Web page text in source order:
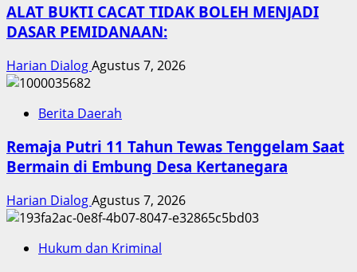
ALAT BUKTI CACAT TIDAK BOLEH MENJADI
DASAR PEMIDANAAN:
Harian DialogAgustus 7, 2026
Berita Daerah
Remaja Putri 11 Tahun Tewas Tenggelam Saat
Bermain di Embung Desa Kertanegara
Harian DialogAgustus 7, 2026
Hukum dan Kriminal